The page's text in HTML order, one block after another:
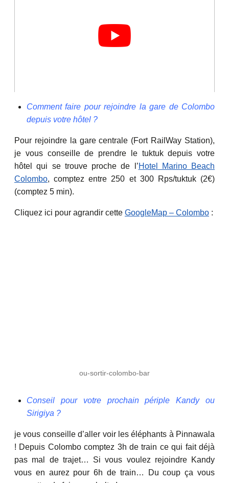
Comment faire pour rejoindre la gare de Colombo
depuis votre hôtel ?
Pour rejoindre la gare centrale (Fort RailWay Station),
je vous conseille de prendre le tuktuk depuis votre
hôtel qui se trouve proche de l’Hotel Marino Beach
Colombo, comptez entre 250 et 300 Rps/tuktuk (2€)
(comptez 5 min).
Cliquez ici pour agrandir cette GoogleMap – Colombo :
ou-sortir-colombo-bar
Conseil pour votre prochain périple Kandy ou
Sirigiya ?
je vous conseille d’aller voir les éléphants à Pinnawala
! Depuis Colombo comptez 3h de train ce qui fait déjà
pas mal de trajet… Si vous voulez rejoindre Kandy
vous en aurez pour 6h de train… Du coup ça vous